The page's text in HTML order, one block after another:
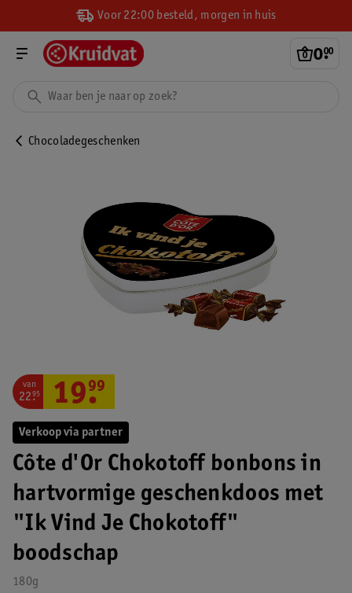
Voor 22:00 besteld, morgen in huis
0.
00
Chocoladegeschenken
Verkoop via partner
Côte d'Or Chokotoff bonbons in
hartvormige geschenkdoos met
"Ik Vind Je Chokotoff"
boodschap
180g
van
22.
95 19.
99